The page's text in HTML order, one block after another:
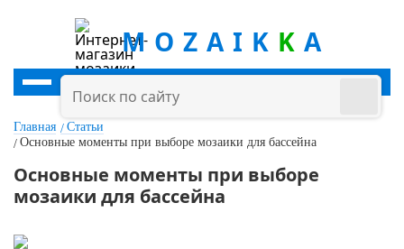
MOZAIK K A
Главная
Статьи
Основные моменты при выборе мозаики для бассейна
Основные моменты при выборе
мозаики для бассейна